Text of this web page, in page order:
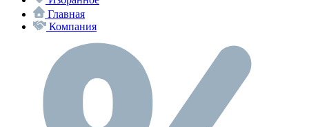
Главная
Компания